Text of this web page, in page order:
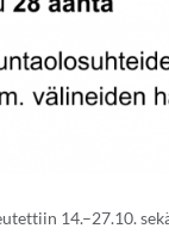
14.–27.10.